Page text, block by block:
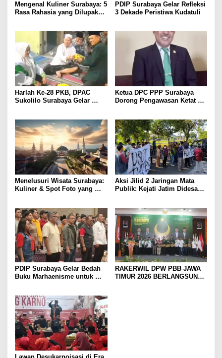
Mengenal Kuliner Surabaya: 5
Rasa Rahasia yang Dilupakan
PDIP Surabaya Gelar Refleksi
3 Dekade Peristiwa Kudatuli
Harlah Ke-28 PKB, DPAC
Sukolilo Surabaya Gelar
Ketua DPC PPP Surabaya
Dorong Pengawasan Ketat
Pelanggaran
Menelusuri Wisata Surabaya:
Kuliner & Spot Foto yang
Aksi Jilid 2 Jaringan Mata
Publik: Kejati Jatim Didesak
PDIP Surabaya Gelar Bedah
Buku Marhaenisme untuk
Besar
RAKERWIL DPW PBB JAWA
TIMUR 2026 BERLANGSUNG